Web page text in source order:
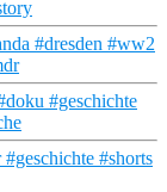
#dresden #ww2
#geschichte
#shorts